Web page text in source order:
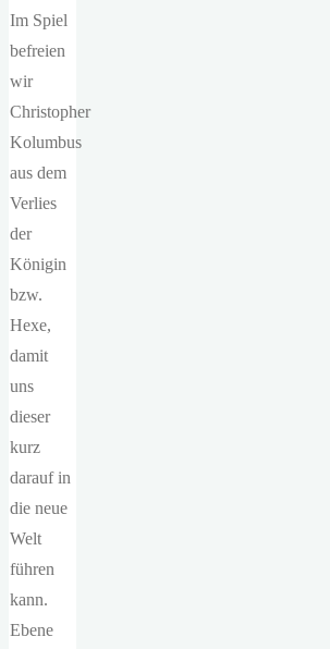
Im Spiel
befreien
wir
Christopher
Kolumbus
aus dem
Verlies
der
Königin
bzw.
Hexe,
damit
uns
dieser
kurz
darauf in
die neue
Welt
führen
kann.
Ebene